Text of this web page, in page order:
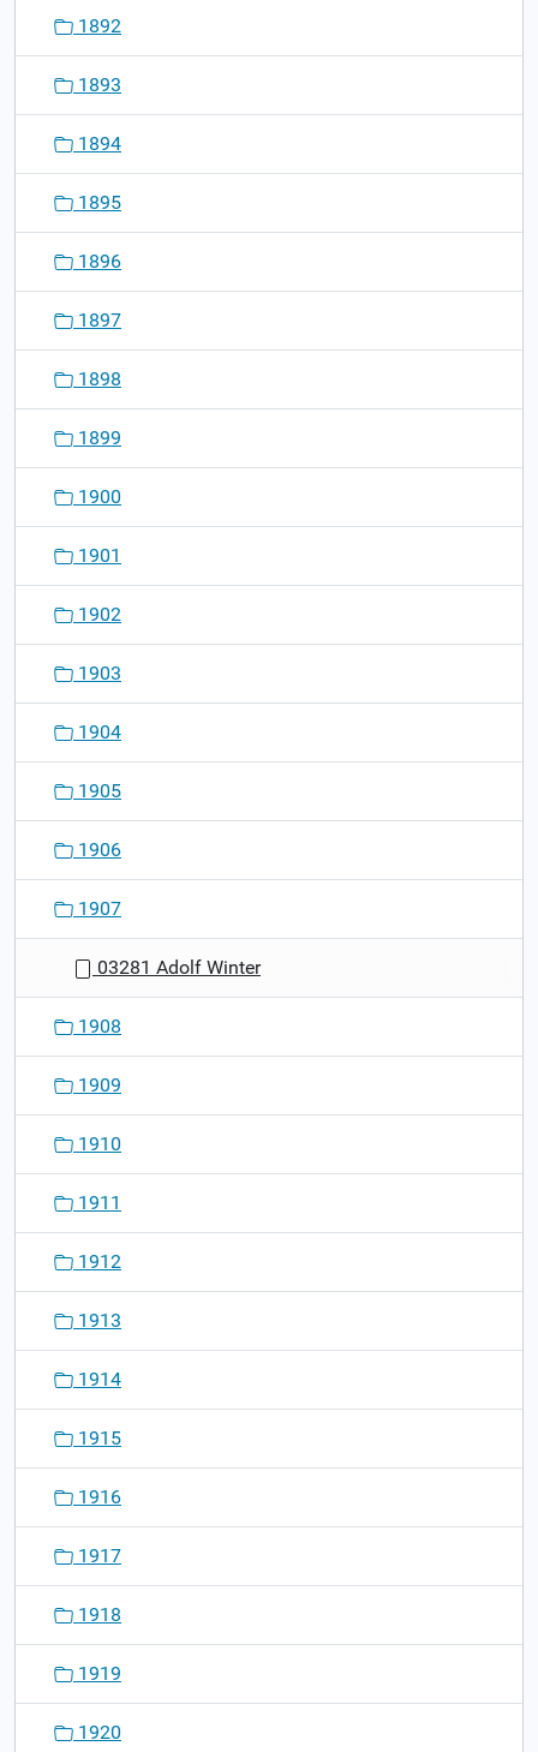
1892
1893
1894
1895
1896
1897
1898
1899
1900
1901
1902
1903
1904
1905
1906
1907
03281 Adolf Winter
1908
1909
1910
1911
1912
1913
1914
1915
1916
1917
1918
1919
1920